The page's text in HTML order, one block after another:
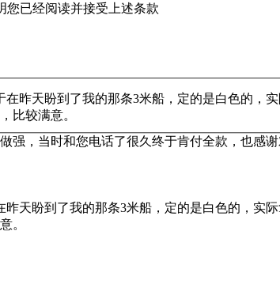
您已经阅读并接受上述条款
昨天盼到了我的那条3米船，定的是白色的，
比较满意。
，当时和您电话了很久终于肯付全款，也感谢
天盼到了我的那条3米船，定的是白色的，实
。